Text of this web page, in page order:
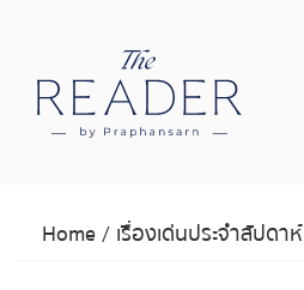
Home/ เรื่องเด่นประจำสัปดาห์